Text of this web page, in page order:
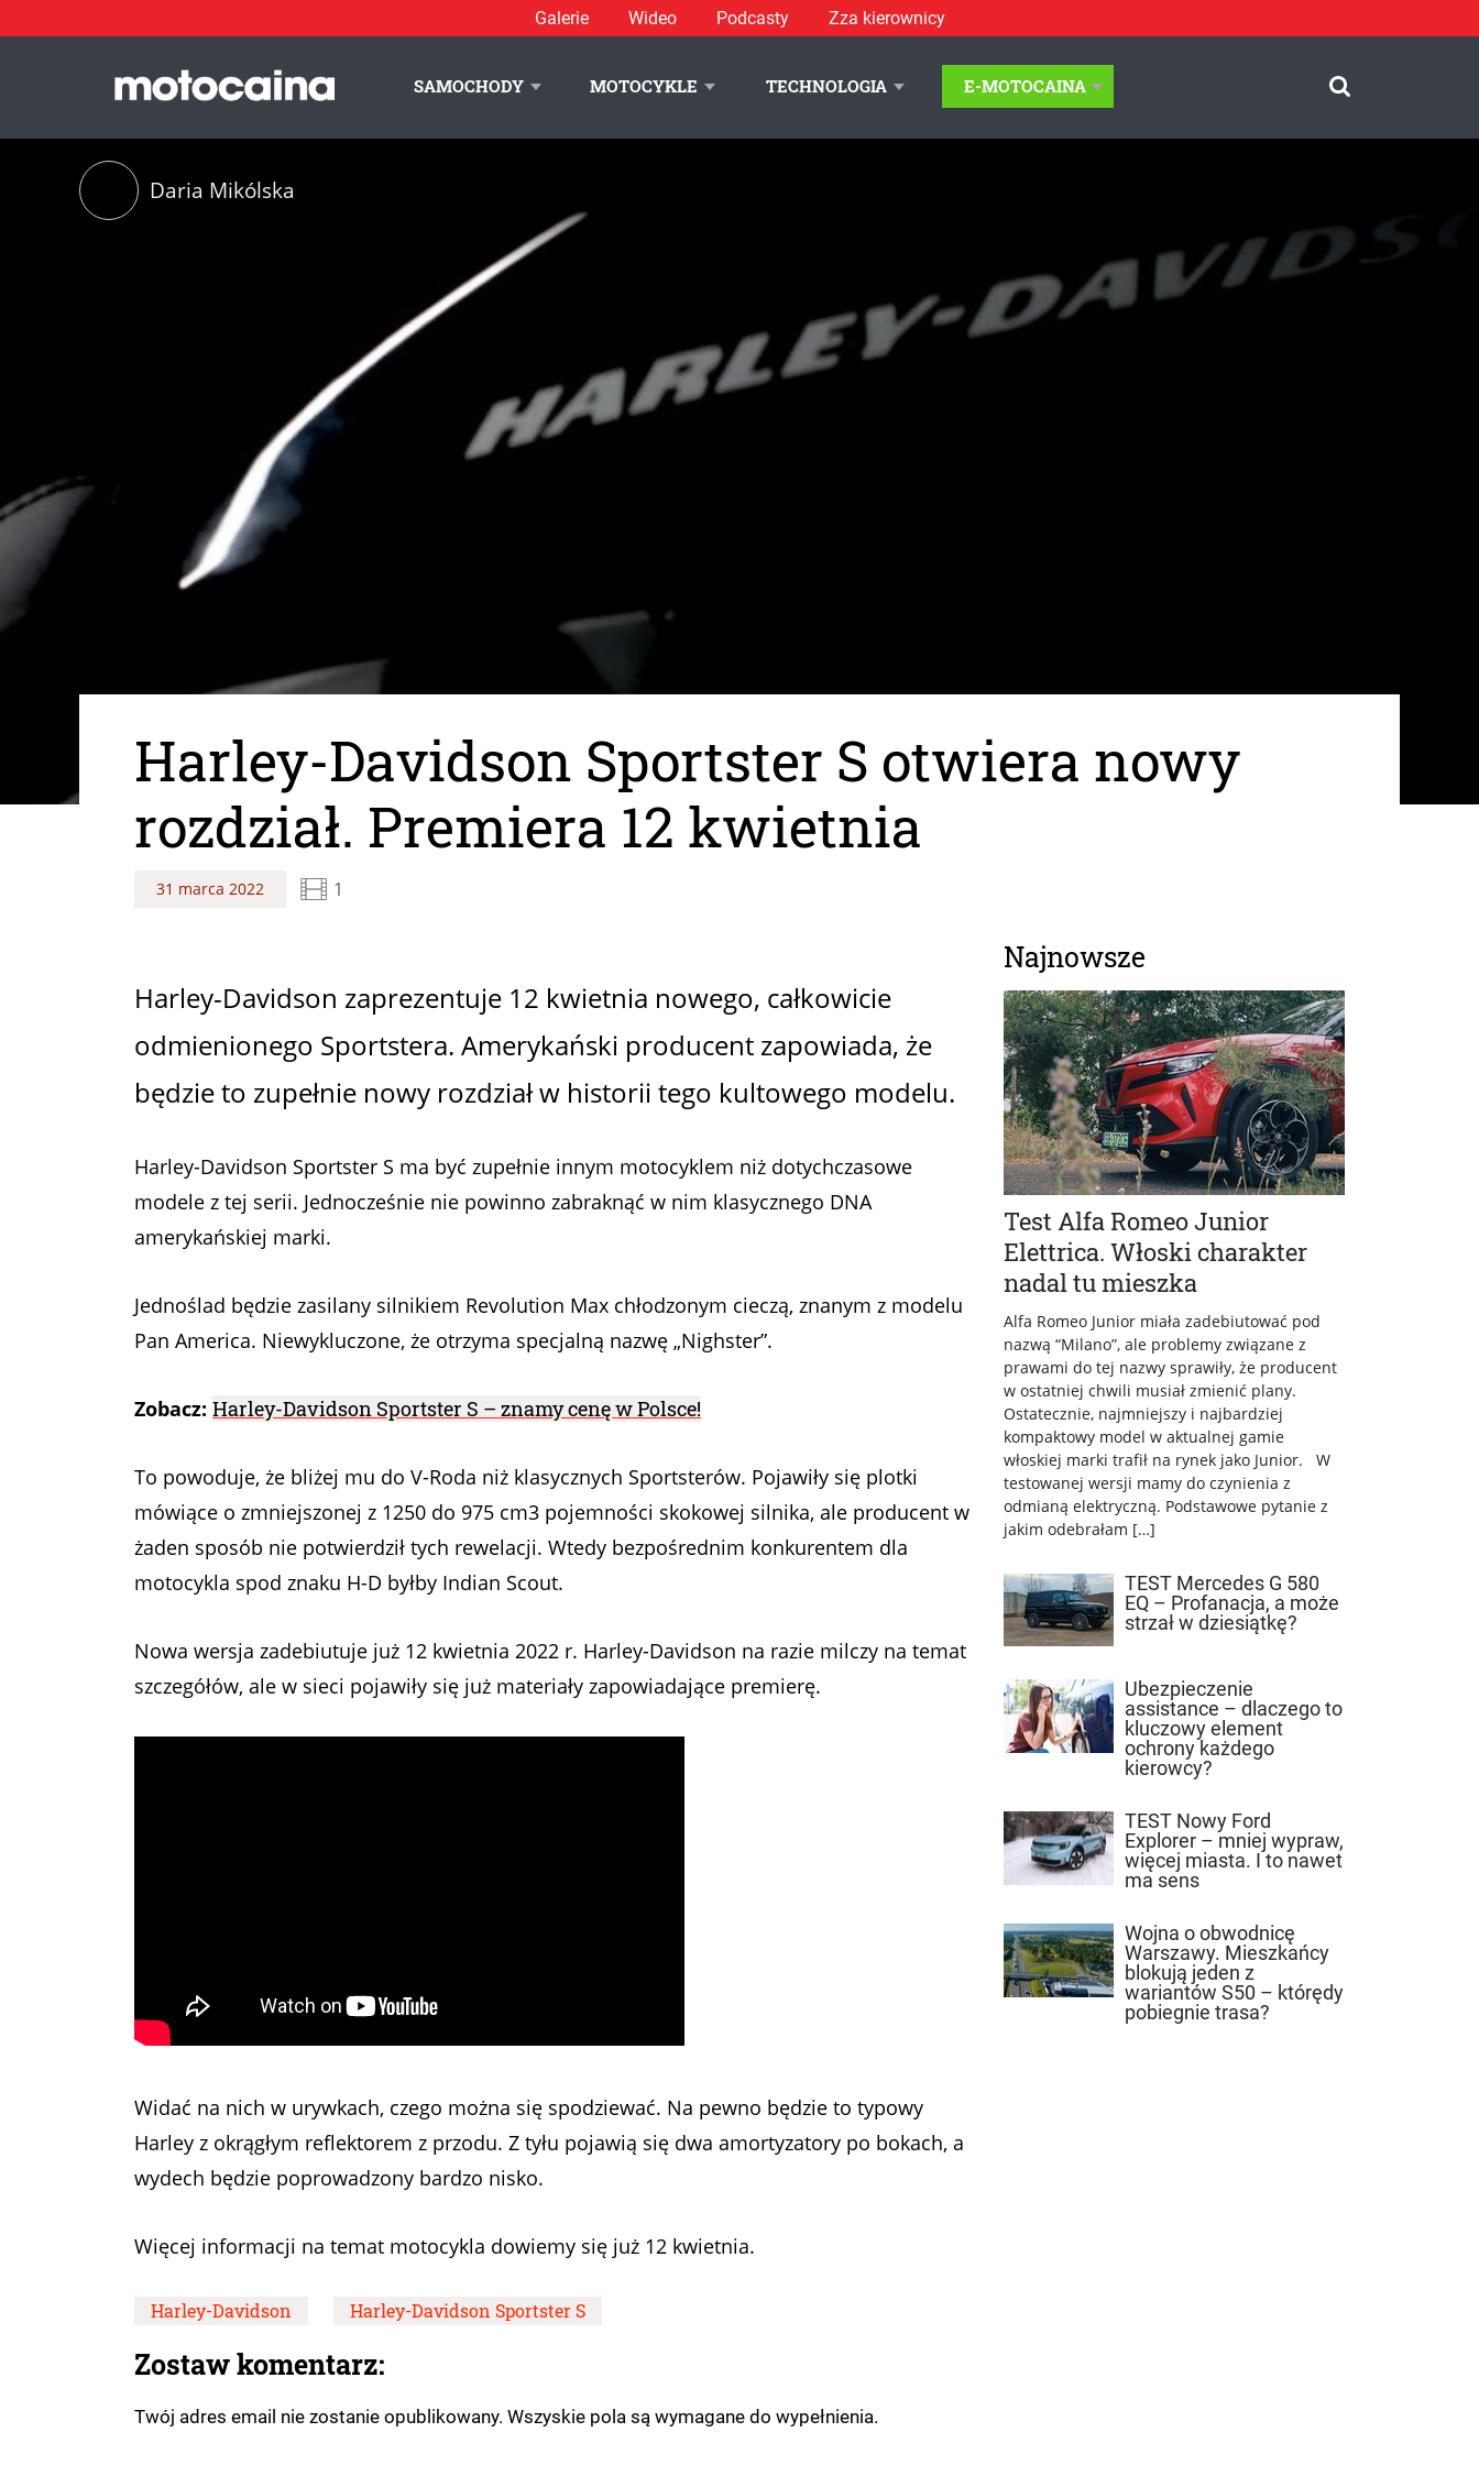
Galerie Wideo Podcasty Zza kierownicy
SAMOCHODY MOTOCYKLE TECHNOLOGIA E-MOTOCAINA
Daria Mikólska
Harley-Davidson Sportster S otwiera nowy
rozdział. Premiera 12 kwietnia
31 marca 2022 1
Harley-Davidson zaprezentuje 12 kwietnia nowego, całkowicie
odmienionego Sportstera. Amerykański producent zapowiada, że
będzie to zupełnie nowy rozdział w historii tego kultowego modelu.
Harley-Davidson Sportster S ma być zupełnie innym motocyklem niż dotychczasowe
modele z tej serii. Jednocześnie nie powinno zabraknąć w nim klasycznego DNA
amerykańskiej marki.
Jednoślad będzie zasilany silnikiem Revolution Max chłodzonym cieczą, znanym z modelu
Pan America. Niewykluczone, że otrzyma specjalną nazwę „Nighster”.
Zobacz: Harley-Davidson Sportster S – znamy cenę w Polsce!
To powoduje, że bliżej mu do V-Roda niż klasycznych Sportsterów. Pojawiły się plotki
mówiące o zmniejszonej z 1250 do 975 cm3 pojemności skokowej silnika, ale producent w
żaden sposób nie potwierdził tych rewelacji. Wtedy bezpośrednim konkurentem dla
motocykla spod znaku H-D byłby Indian Scout.
Nowa wersja zadebiutuje już 12 kwietnia 2022 r. Harley-Davidson na razie milczy na temat
szczegółów, ale w sieci pojawiły się już materiały zapowiadające premierę.
Widać na nich w urywkach, czego można się spodziewać. Na pewno będzie to typowy
Harley z okrągłym reflektorem z przodu. Z tyłu pojawią się dwa amortyzatory po bokach, a
wydech będzie poprowadzony bardzo nisko.
Więcej informacji na temat motocykla dowiemy się już 12 kwietnia.
Harley-Davidson Harley-Davidson Sportster S
Zostaw komentarz:
Twój adres email nie zostanie opublikowany. Wszyskie pola są wymagane do wypełnienia.
Najnowsze
Test Alfa Romeo Junior
Elettrica. Włoski charakter
nadal tu mieszka
Alfa Romeo Junior miała zadebiutować pod
nazwą “Milano”, ale problemy związane z
prawami do tej nazwy sprawiły, że producent
w ostatniej chwili musiał zmienić plany.
Ostatecznie, najmniejszy i najbardziej
kompaktowy model w aktualnej gamie
włoskiej marki trafił na rynek jako Junior. W
testowanej wersji mamy do czynienia z
odmianą elektryczną. Podstawowe pytanie z
jakim odebrałam […]
TEST Mercedes G 580
EQ – Profanacja, a może
strzał w dziesiątkę?
Ubezpieczenie
assistance – dlaczego to
kluczowy element
ochrony każdego
kierowcy?
TEST Nowy Ford
Explorer – mniej wypraw,
więcej miasta. I to nawet
ma sens
Wojna o obwodnicę
Warszawy. Mieszkańcy
blokują jeden z
wariantów S50 – którędy
pobiegnie trasa?